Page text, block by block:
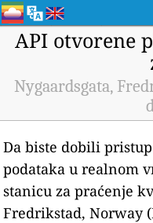
API otvorene
Nygaardsgata,
Da biste dobili
podataka u realnom
stanicu za praćenje
Fredrikstad, Norway